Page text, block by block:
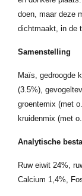
doen, maar deze
dichtmaakt, in de
Samenstelling
Maïs, gedroogde
(3.5%),
groentemix (met
kruidenmix (met
Analytische
Ruw eiwit 24%,
Calcium 1,4%,